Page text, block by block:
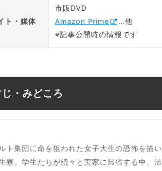
ト・媒体
市販DVD
Amazon Prime
…他
※記事公開時の情報です
・みどころ
ト集団に命を狙われた女子大生の恐怖を描
寮。学生たちが続々と実家に帰省する中、